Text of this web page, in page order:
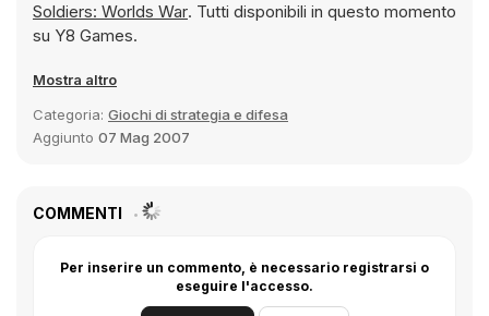
Soldiers: Worlds War. Tutti disponibili in questo momento
su Y8 Games.
Mostra altro
Categoria: Giochi di strategia e difesa
Aggiunto 07 Mag 2007
COMMENTI
Per inserire un commento, è necessario registrarsi o
eseguire l'accesso.